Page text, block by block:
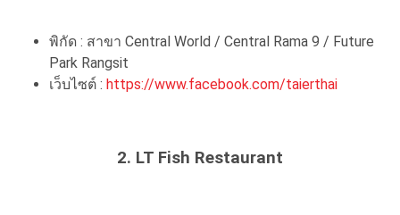
พิกัด : สาขา Central World / Central Rama 9 / Future
Park Rangsit
เว็บไซต์ : https://www.facebook.com/taierthai
2. LT Fish Restaurant